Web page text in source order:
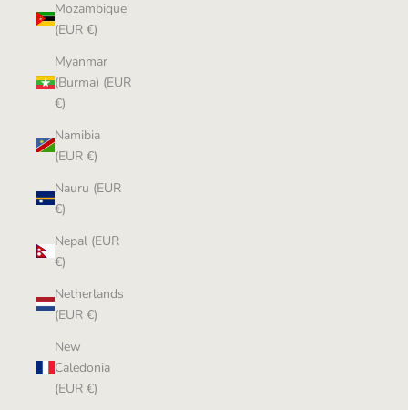
Mozambique
(EUR €)
Myanmar
(Burma) (EUR
€)
Namibia
(EUR €)
Nauru (EUR
€)
Nepal (EUR
€)
Netherlands
(EUR €)
New
Caledonia
(EUR €)